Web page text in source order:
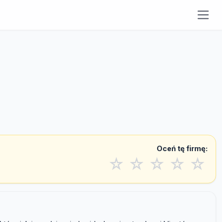
Oceń tę firmę:
☆ ☆ ☆ ☆ ☆